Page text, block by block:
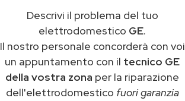
Descrivi il problema del tuo
elettrodomestico GE.
Il nostro personale concorderà con voi
un appuntamento con il tecnico GE
della vostra zona per la riparazione
dell'elettrodomestico fuori garanzia